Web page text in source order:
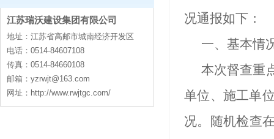
contact
江苏瑞沃建设集团有限公司
地址：江苏省高邮市城南经济开发区
电话：0514-84607108
传真：0514-84660108
邮箱： yzrwjt@163.com
网址：http://www.rwjtgc.com/
况通报如下：
一、基本情
本次督查重
单位、施工单
况。随机检查